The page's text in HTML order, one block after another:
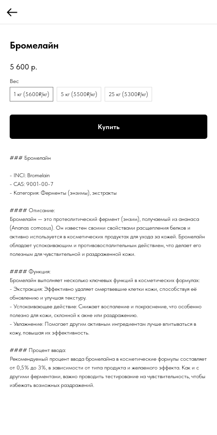
Бромелайн
5 600 р.
Вес
1 кг (5600₽/кг)
5 кг (5500₽/кг) 25 кг (5300₽/кг)
Купить
### Бромелайн
- INCI: Bromelain
- CAS: 9001-00-7
- Категория: Ферменты (энзимы), экстракты
#### Описание:
Бромелайн — это протеолитический фермент (энзим), получаемый из ананаса
(Ananas comosus). Он известен своими свойствами расщепления белков и
активно используется в косметических продуктах для ухода за кожей. Бромелайн
обладает успокаивающим и противовоспалительным действием, что делает его
полезным для чувствительной и раздраженной кожи.
#### Функция:
Бромелайн выполняет несколько ключевых функций в косметических формулах:
- Экстракция: Эффективно удаляет омертвевшие клетки кожи, способствуя её
обновлению и улучшая текстуру.
- Успокаивающее действие: Снижает воспаление и покраснение, что особенно
полезно для кожи, склонной к акне или раздражению.
- Увлажнение: Помогает другим активным ингредиентам лучше впитываться в
кожу, повышая их эффективность.
#### Процент ввода:
Рекомендуемый процент ввода бромелайна в косметические формулы составляет
от 0,5% до 3%, в зависимости от типа продукта и желаемого эффекта. Как и с
другими ферментами, важно проводить тестирование на чувствительность, чтобы
избежать возможных раздражений.